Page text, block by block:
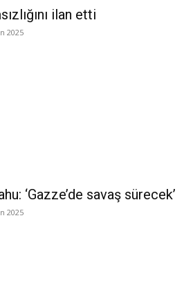
ilan etti
2025
‘Gazze’de savaş sürecek’
2025